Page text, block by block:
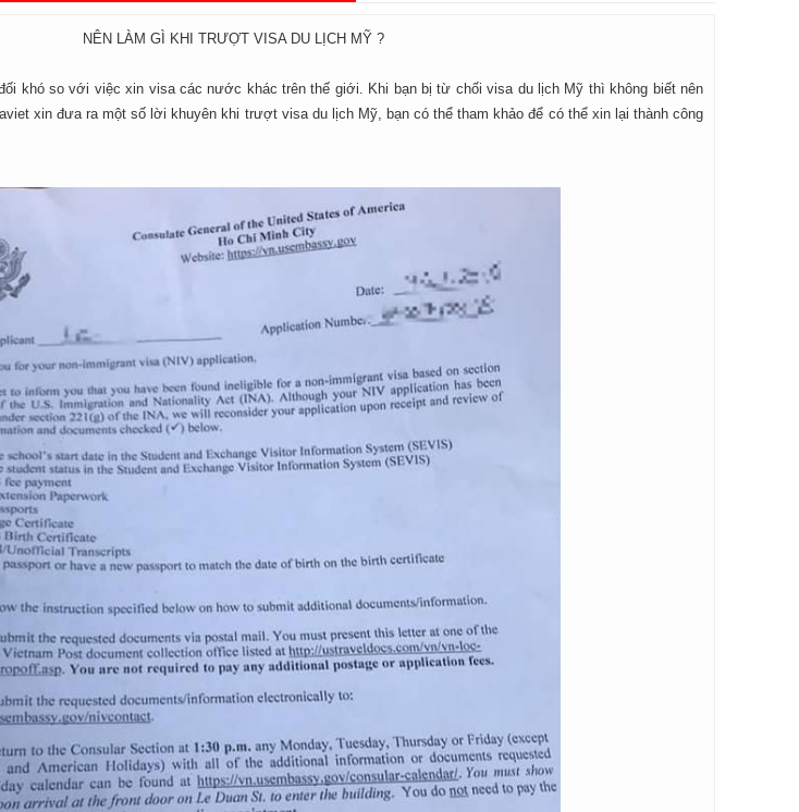
NÊN LÀM GÌ KHI TRƯỢT VISA DU LỊCH MỸ ?
khó so với việc xin visa các nước khác trên thế giới. Khi bạn bị từ chối visa du lịch Mỹ thì không biết nên
xin đưa ra một số lời khuyên khi trượt visa du lịch Mỹ, bạn có thể tham khảo để có thể xin lại thành công